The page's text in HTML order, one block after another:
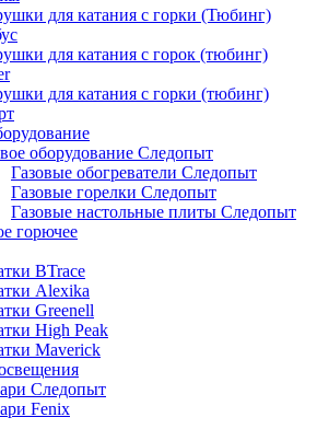
для катания с горки (Тюбинг)
для катания с горок (тюбинг)
для катания с горки (тюбинг)
оборудование Следопыт
Газовые обогреватели Следопыт
Газовые горелки Следопыт
Газовые настольные плиты Следопыт
горючее
BTrace
Alexika
Greenell
High Peak
Maverick
Следопыт
Fenix